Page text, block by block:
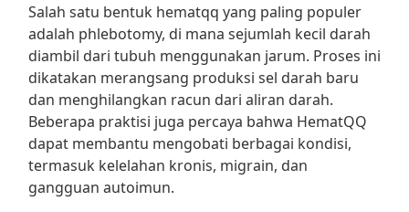
Salah satu bentuk hematqq yang paling populer
adalah phlebotomy, di mana sejumlah kecil darah
diambil dari tubuh menggunakan jarum. Proses ini
dikatakan merangsang produksi sel darah baru
dan menghilangkan racun dari aliran darah.
Beberapa praktisi juga percaya bahwa HematQQ
dapat membantu mengobati berbagai kondisi,
termasuk kelelahan kronis, migrain, dan
gangguan autoimun.